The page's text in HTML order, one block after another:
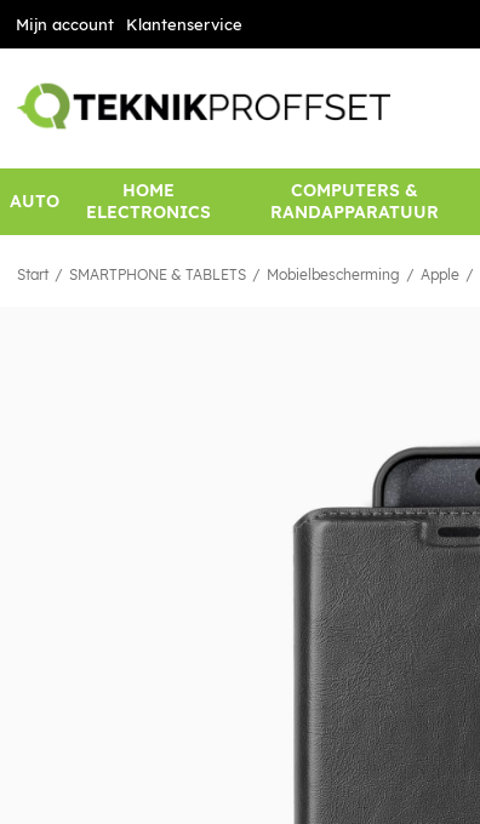
Mijn account Klantenservice
AUTO
HOME
ELECTRONICS
COMPUTERS &
RANDAPPARATUUR
Start SMARTPHONE & TABLETS Mobielbescherming Apple